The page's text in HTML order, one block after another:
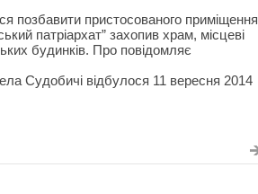
позбавити пристосованого приміщення
патріархат” захопив храм, місцеві
будинків. Про повідомляє
Судобичі відбулося 11 вересня 2014